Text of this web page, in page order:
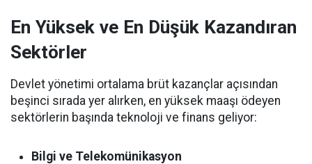
En Yüksek ve En Düşük Kazandıran
Sektörler
Devlet yönetimi ortalama brüt kazançlar açısından
beşinci sırada yer alırken, en yüksek maaşı ödeyen
sektörlerin başında teknoloji ve finans geliyor:
Bilgi ve Telekomünikasyon